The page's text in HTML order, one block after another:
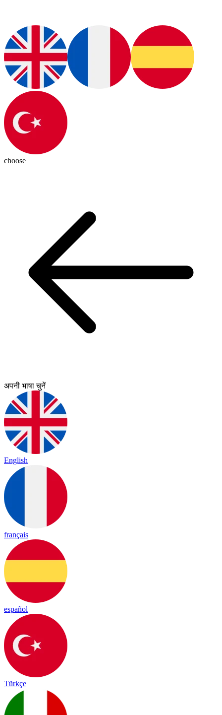
choose
अपनी भाषा चुनें
English
français
español
Türkçe